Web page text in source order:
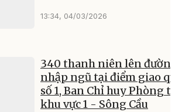
13:34, 04/03/2026
340 thanh niên lên
nhập ngũ tại điểm giao
số 1, Ban Chỉ huy Phòng
khu vực 1 - Sông Cầu